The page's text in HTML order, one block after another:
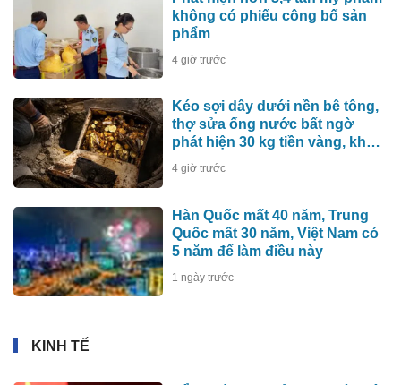
không có phiếu công bố sản
phẩm
4 giờ trước
Kéo sợi dây dưới nền bê tông,
thợ sửa ống nước bất ngờ
phát hiện 30 kg tiền vàng, khu
vực lập tức bị phong tỏa
4 giờ trước
Hàn Quốc mất 40 năm, Trung
Quốc mất 30 năm, Việt Nam có
5 năm để làm điều này
1 ngày trước
KINH TẾ